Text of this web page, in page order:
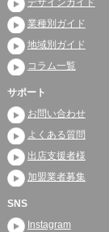
デザインガイド
業種別ガイド
地域別ガイド
コラム一覧
サポート
お問い合わせ
よくある質問
出店支援者様
加盟業者募集
SNS
Instagram